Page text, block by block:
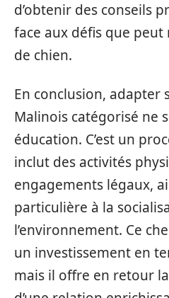
d’obtenir des conseils
face aux défis que
de chien.
En conclusion, adapter
Malinois catégorisé ne
éducation. C’est un
inclut des activités
engagements légaux,
particulière à la
l’environnement. Ce
un investissement en
mais il offre en retour